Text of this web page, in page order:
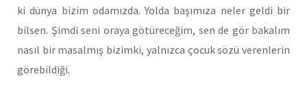
ki dünya bizim odamızda. Yolda başımıza neler geldi bir
bilsen. Şimdi seni oraya götüreceğim, sen de gör bakalım
nasıl bir masalmış bizimki, yalnızca çocuk sözü verenlerin
görebildiği.